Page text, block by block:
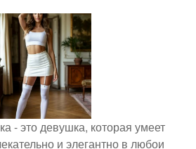
- это девушка, которая умеет
и элегантно в любои